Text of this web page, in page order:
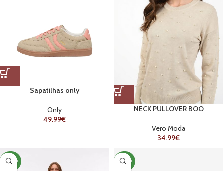
Sapatilhas only
Only
49.99€
NECK PULLOVER BOO
Vero Moda
34.99€
NOVO NOVO